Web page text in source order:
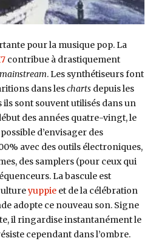
pour la musique pop. La
contribue à drastiquement
mainstream. Les synthétiseurs font
dans leschartsdepuis les
ils sont souvent utilisés dans un
des années quatre-vingt, le
d’envisager des
avec des outils électroniques,
des samplers (pour ceux qui
La bascule est
yuppieet de la célébration
adopte ce nouveau son. Signe
il ringardise instantanément le
cependant dans l’ombre.